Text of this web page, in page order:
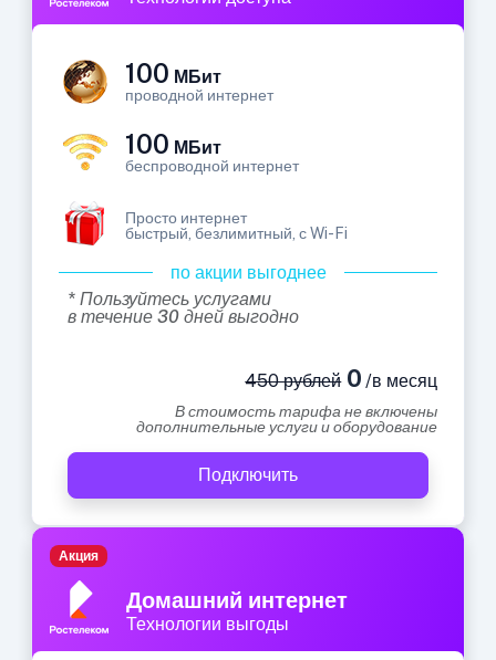
100 МБит
проводной интернет
100 МБит
беспроводной интернет
Просто интернет
быстрый, безлимитный, с Wi-Fi
по акции выгоднее
* Пользуйтесь услугами
в течение 30 дней выгодно
450 рублей0 /в месяц
В стоимость тарифа не включены
дополнительные услуги и оборудование
Подключить
Домашний интернет
Технологии выгоды
Акция